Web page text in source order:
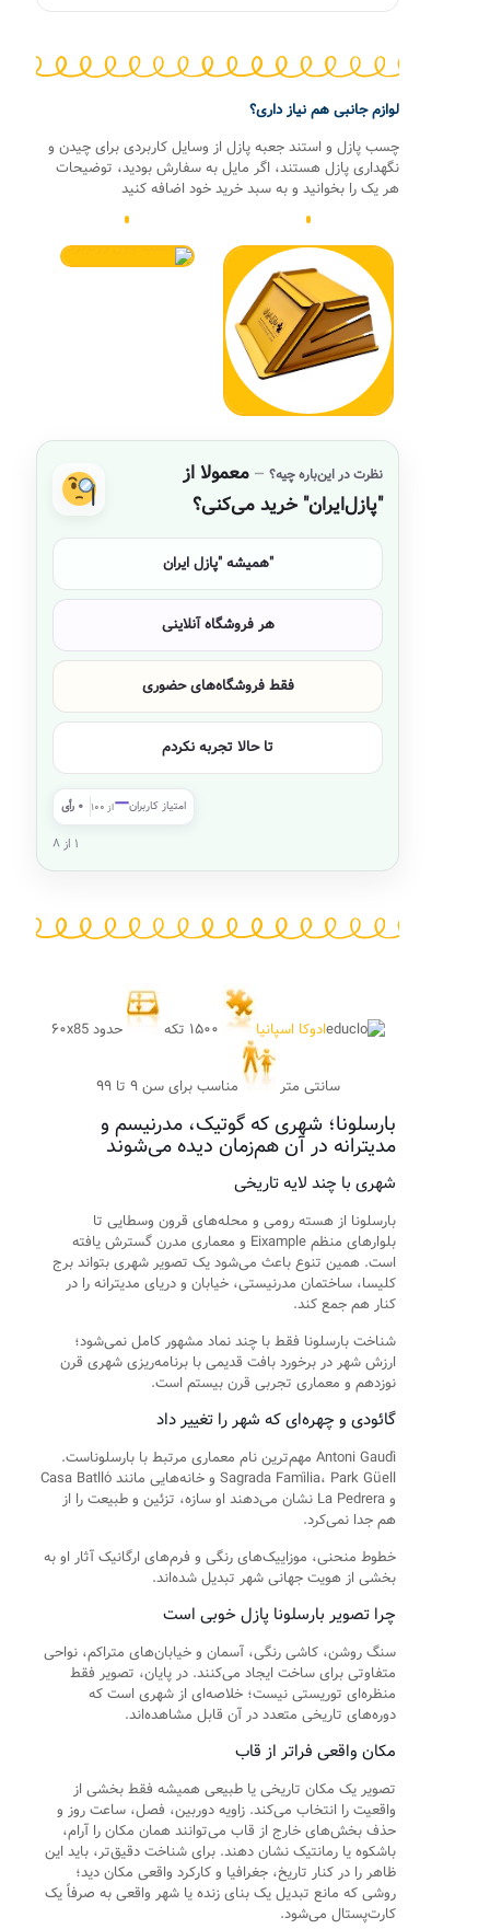
لوازم جانبی هم نیاز داری؟
چسب پازل و استند جعبه پازل از وسایل کاربردی برای چیدن و
نگهداری پازل هستند، اگر مایل به سفارش بودید، توضیحات
هر یک را بخوانید و به سبد خرید خود اضافه کنید
نظرت در این‌باره چیه؟
معمولا از
"پازل‌ایران" خرید می‌کنی؟
همیشه "پازل ایران"
هر فروشگاه آنلاینی
فقط فروشگاه‌های حضوری
تا حالا تجربه نکردم
امتیاز کاربران—از ۱۰۰ ۰ رأی
۱ از ۸
ادوکا اسپانیا حدود ۶۰x85
سانتی متر مناسب برای سن ۹ تا ۹۹
بارسلونا؛ شهری که گوتیک، مدرنیسم و
مدیترانه در آن هم‌زمان دیده می‌شوند
شهری با چند لایه تاریخی
بارسلونا از هسته رومی و محله‌های قرون وسطایی تا
بلوارهای منظم Eixample و معماری مدرن گسترش یافته
است. همین تنوع باعث می‌شود یک تصویر شهری بتواند برج
کلیسا، ساختمان مدرنیستی، خیابان و دریای مدیترانه را در
کنار هم جمع کند.
شناخت بارسلونا فقط با چند نماد مشهور کامل نمی‌شود؛
ارزش شهر در برخورد بافت قدیمی با برنامه‌ریزی شهری قرن
نوزدهم و معماری تجربی قرن بیستم است.
گائودی و چهره‌ای که شهر را تغییر داد
Antoni Gaudí مهم‌ترین نام معماری مرتبط با بارسلوناست.
Sagrada Família، Park Güell و خانه‌هایی مانند Casa Batlló
و La Pedrera نشان می‌دهند او سازه، تزئین و طبیعت را از
هم جدا نمی‌کرد.
خطوط منحنی، موزاییک‌های رنگی و فرم‌های ارگانیک آثار او به
بخشی از هویت جهانی شهر تبدیل شده‌اند.
چرا تصویر بارسلونا پازل خوبی است
سنگ روشن، کاشی رنگی، آسمان و خیابان‌های متراکم، نواحی
متفاوتی برای ساخت ایجاد می‌کنند. در پایان، تصویر فقط
منظره‌ای توریستی نیست؛ خلاصه‌ای از شهری است که
دوره‌های تاریخی متعدد در آن قابل مشاهده‌اند.
مکان واقعی فراتر از قاب
تصویر یک مکان تاریخی یا طبیعی همیشه فقط بخشی از
واقعیت را انتخاب می‌کند. زاویه دوربین، فصل، ساعت روز و
حذف بخش‌های خارج از قاب می‌توانند همان مکان را آرام،
باشکوه یا رمانتیک نشان دهند. برای شناخت دقیق‌تر، باید این
ظاهر را در کنار تاریخ، جغرافیا و کارکرد واقعی مکان دید؛
روشی که مانع تبدیل یک بنای زنده یا شهر واقعی به صرفاً یک
کارت‌پستال می‌شود.